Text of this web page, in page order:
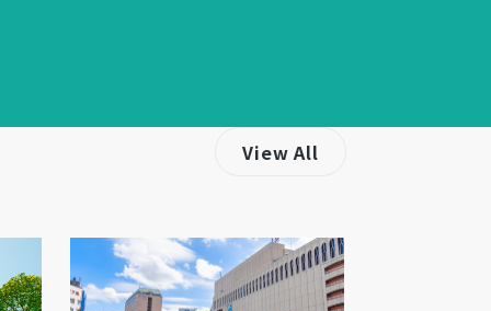
View All